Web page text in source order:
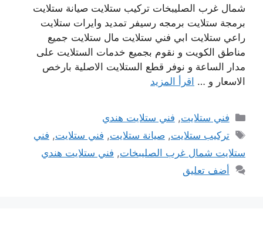
شمال غرب الصليبخات تركيب ستلايت صيانة ستلايت
برمجة ستلايت برمجه رسيفر تمديد وايرات ستلايت
راعي ستلايت ابي فني ستلايت مال ستلايت جميع
مناطق الكويت و نقوم بجميع خدمات الستلايت على
مدار الساعة و نوفر قطع الستلايت الاصلية بارخص
الاسعار و … اقرأ المزيد
التصنيفات
فني ستلايت, فني ستلايت هندي
الوسوم
تركيب ستلايت,صيانة ستلايت, فني ستلايت, فني
ستلايت شمال غرب الصليبخات, فني ستلايت هندي
أضف تعليق